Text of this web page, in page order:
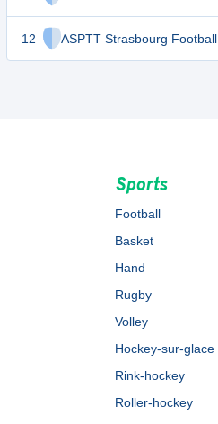
12 ASPTT Strasbourg Football
Sports
Football
Basket
Hand
Rugby
Volley
Hockey-sur-glace
Rink-hockey
Roller-hockey